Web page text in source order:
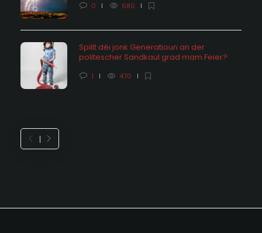
0 680
Spillt déi jonk Generatioun an der
politescher Sandkaul grad mam Feier?
1 470